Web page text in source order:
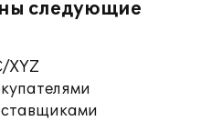
следующие
XYZ